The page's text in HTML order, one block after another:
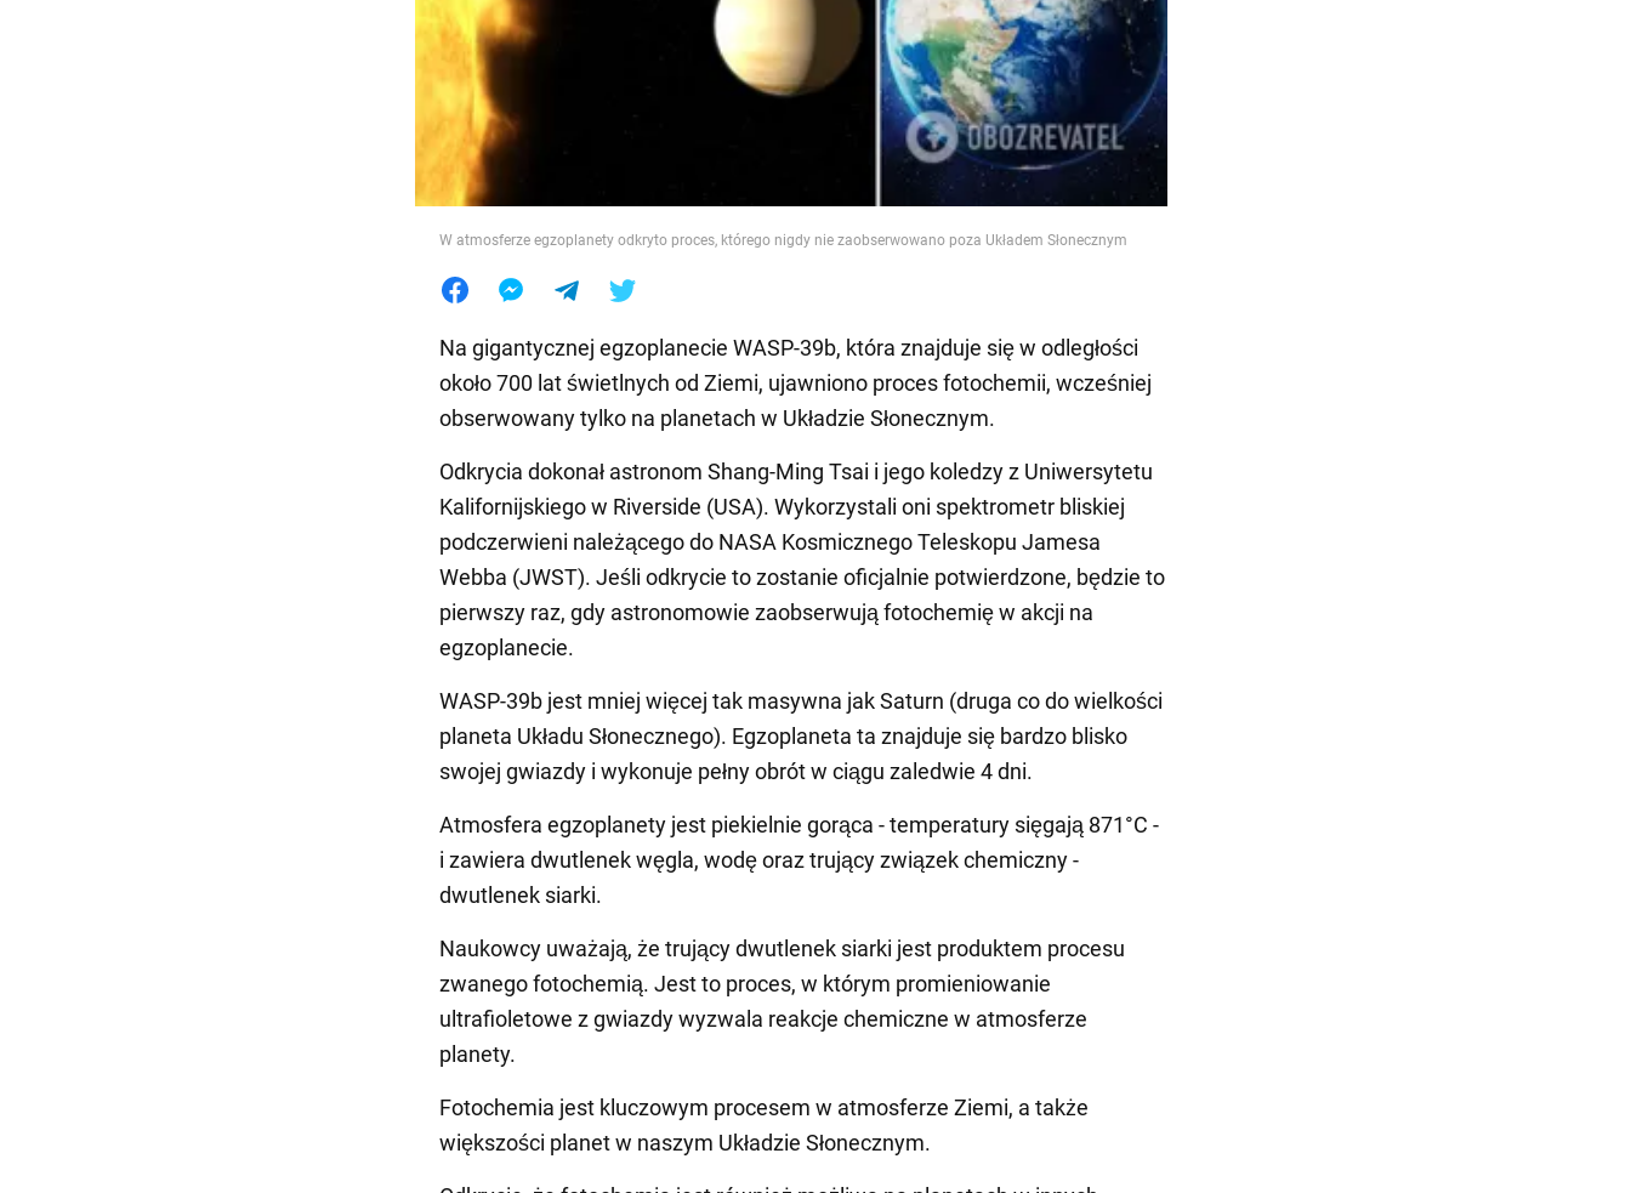
Jedzenie
W atmosferze egzoplanety odkryto proces, którego nigdy nie zaobserwowano poza Układem Słonecznym
Na gigantycznej egzoplanecie WASP-39b, która znajduje się w odległości
około 700 lat świetlnych od Ziemi, ujawniono proces fotochemii, wcześniej
obserwowany tylko na planetach w Układzie Słonecznym.
Odkrycia dokonał astronom Shang-Ming Tsai i jego koledzy z Uniwersytetu
Kalifornijskiego w Riverside (USA). Wykorzystali oni spektrometr bliskiej
podczerwieni należącego do NASA Kosmicznego Teleskopu Jamesa
Webba (JWST). Jeśli odkrycie to zostanie oficjalnie potwierdzone, będzie to
pierwszy raz, gdy astronomowie zaobserwują fotochemię w akcji na
egzoplanecie.
WASP-39b jest mniej więcej tak masywna jak Saturn (druga co do wielkości
planeta Układu Słonecznego). Egzoplaneta ta znajduje się bardzo blisko
swojej gwiazdy i wykonuje pełny obrót w ciągu zaledwie 4 dni.
Atmosfera egzoplanety jest piekielnie gorąca - temperatury sięgają 871°C -
i zawiera dwutlenek węgla, wodę oraz trujący związek chemiczny -
dwutlenek siarki.
Naukowcy uważają, że trujący dwutlenek siarki jest produktem procesu
zwanego fotochemią. Jest to proces, w którym promieniowanie
ultrafioletowe z gwiazdy wyzwala reakcje chemiczne w atmosferze
planety.
Fotochemia jest kluczowym procesem w atmosferze Ziemi, a także
większości planet w naszym Układzie Słonecznym.